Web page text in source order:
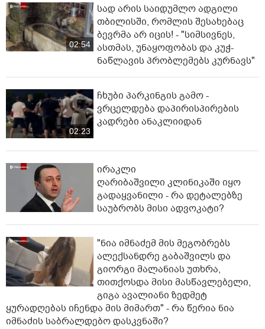
02:54
სად არის საიდუმლო ადგილი
თბილისში, რომლის შესახებაც
ბევრმა არ იცის! - "სიმსივნეს,
ასთმას, უნაყოფობას და კუჭ-
ნაწლავის პრობლემებს კურნავს"
02:23
ჩხუბი პარკინგის გამო -
ვრცელდება დაპირისპირების
კადრები ანაკლიიდან
ირაკლი
ღარიბაშვილი კლინიკაში იყო
გადაყვანილი - რა დეტალებზე
საუბრობს მისი ადვოკატი?
"ნია იმნაძემ მის მეგობრებს
ალექსანდრე გაბაშვილს და
გიორგი მალანიას უთხრა,
თითქოსდა მისი მასწავლებელი,
გიგა ავალიანი ზედმეტ
ყურადღებას იჩენდა მის მიმართ" - რა წერია ნია
იმნაძის საბრალდებო დასკვნაში?